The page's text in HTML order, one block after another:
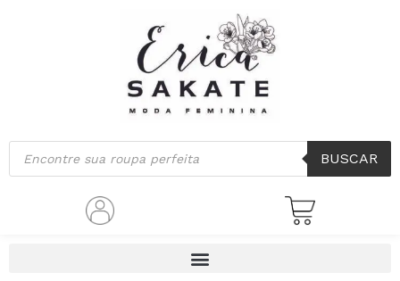
Pesquisar
produtos
BUSCAR
por
mais
recente